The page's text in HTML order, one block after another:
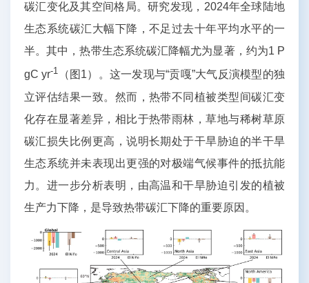
碳汇变化及其空间格局。研究发现，2024年全球陆地
生态系统碳汇大幅下降，不足过去十年平均水平的一
半。其中，热带生态系统碳汇降幅尤为显著，约为1 P
gC yr-1 （图1）。这一发现与“贡嘎”大气反演模型的独
立评估结果一致。然而，热带不同植被类型间碳汇变
化存在显著差异，相比于热带雨林，草地与稀树草原
碳汇损失比例更高，说明长期处于干旱胁迫的半干旱
生态系统并未表现出更强的对极端气候事件的抵抗能
力。进一步分析表明，由高温和干旱胁迫引发的植被
生产力下降，是导致热带碳汇下降的重要原因。